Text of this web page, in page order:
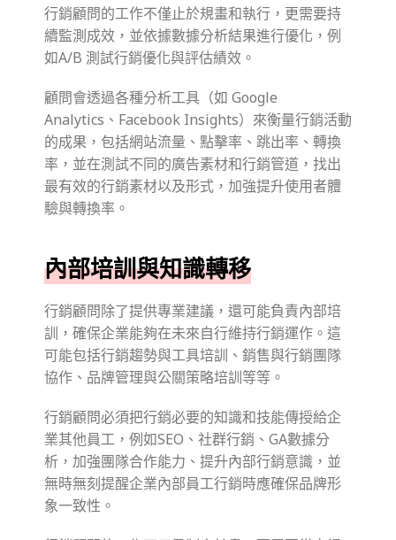
行銷顧問的工作不僅止於規畫和執行，更需要持
續監測成效，並依據數據分析結果進行優化，例
如A/B 測試行銷優化與評估績效。
顧問會透過各種分析工具（如 Google
Analytics、Facebook Insights）來衡量行銷活動
的成果，包括網站流量、點擊率、跳出率、轉換
率，並在測試不同的廣告素材和行銷管道，找出
最有效的行銷素材以及形式，加強提升使用者體
驗與轉換率。
內部培訓與知識轉移
行銷顧問除了提供專業建議，還可能負責內部培
訓，確保企業能夠在未來自行維持行銷運作。這
可能包括行銷趨勢與工具培訓、銷售與行銷團隊
協作、品牌管理與公關策略培訓等等。
行銷顧問必須把行銷必要的知識和技能傳授給企
業其他員工，例如SEO、社群行銷、GA數據分
析，加強團隊合作能力、提升內部行銷意識，並
無時無刻提醒企業內部員工行銷時應確保品牌形
象一致性。